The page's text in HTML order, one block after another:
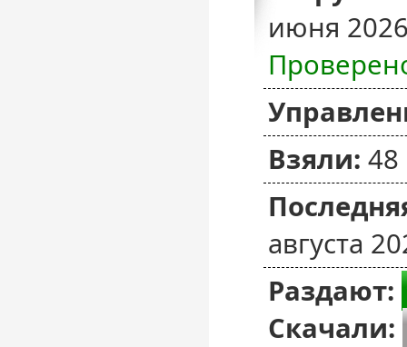
июня
Взяли:
августа
Раздают:
Скачали: